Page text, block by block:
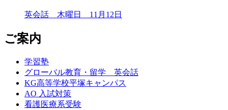
英会話 木曜日 11月12日
ご案内
学習塾
グローバル教育・留学 英会話
KG高等学校平塚キャンパス
AO 入試対策
看護医療系受験